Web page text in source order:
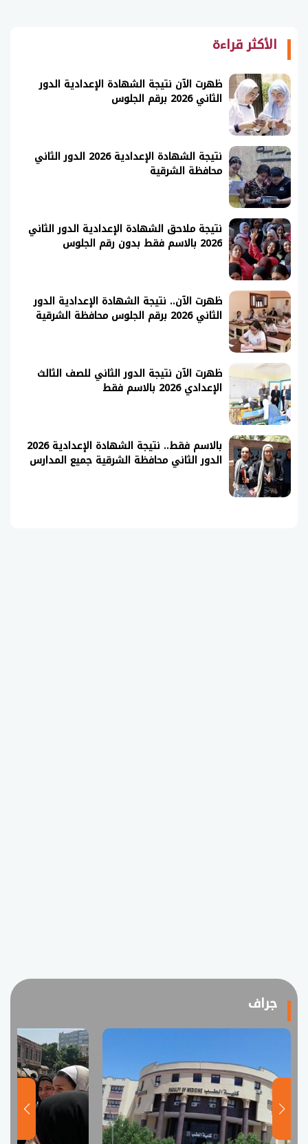
الأكثر قراءة
ظهرت الآن نتيجة الشهادة الإعدادية الدور
الثاني 2026 برقم الجلوس
نتيجة الشهادة الإعدادية 2026 الدور الثاني
محافظة الشرقية
نتيجة ملاحق الشهادة الإعدادية الدور الثاني
2026 بالاسم فقط بدون رقم الجلوس
ظهرت الآن.. نتيجة الشهادة الإعدادية الدور
الثاني 2026 برقم الجلوس محافظة الشرقية
ظهرت الآن نتيجة الدور الثاني للصف الثالث
الإعدادي 2026 بالاسم فقط
بالاسم فقط.. نتيجة الشهادة الإعدادية 2026
الدور الثاني محافظة الشرقية جميع المدارس
جراف